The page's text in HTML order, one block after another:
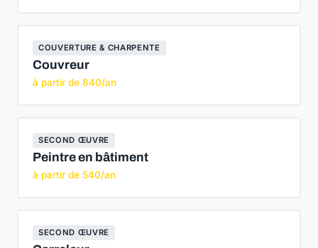
COUVERTURE & CHARPENTE
Couvreur
à partir de 840/an
SECOND ŒUVRE
Peintre en bâtiment
à partir de 540/an
SECOND ŒUVRE